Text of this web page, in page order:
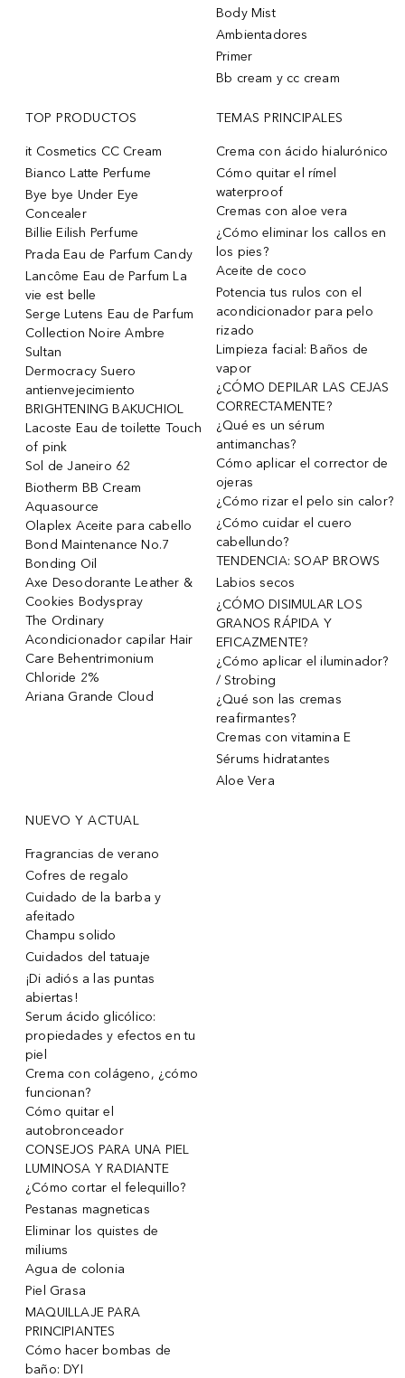
Body Mist
Ambientadores
Primer
Bb cream y cc cream
TOP PRODUCTOS
it Cosmetics CC Cream
Bianco Latte Perfume
Bye bye Under Eye
Concealer
Billie Eilish Perfume
Prada Eau de Parfum Candy
Lancôme Eau de Parfum La
vie est belle
Serge Lutens Eau de Parfum
Collection Noire Ambre
Sultan
Dermocracy Suero
antienvejecimiento
BRIGHTENING BAKUCHIOL
Lacoste Eau de toilette Touch
of pink
Sol de Janeiro 62
Biotherm BB Cream
Aquasource
Olaplex Aceite para cabello
Bond Maintenance No.7
Bonding Oil
Axe Desodorante Leather &
Cookies Bodyspray
The Ordinary
Acondicionador capilar Hair
Care Behentrimonium
Chloride 2%
Ariana Grande Cloud
TEMAS PRINCIPALES
Crema con ácido hialurónico
Cómo quitar el rímel
waterproof
Cremas con aloe vera
¿Cómo eliminar los callos en
los pies?
Aceite de coco
Potencia tus rulos con el
acondicionador para pelo
rizado
Limpieza facial: Baños de
vapor
¿CÓMO DEPILAR LAS CEJAS
CORRECTAMENTE?
¿Qué es un sérum
antimanchas?
Cómo aplicar el corrector de
ojeras
¿Cómo rizar el pelo sin calor?
¿Cómo cuidar el cuero
cabellundo?
TENDENCIA: SOAP BROWS
Labios secos
¿CÓMO DISIMULAR LOS
GRANOS RÁPIDA Y
EFICAZMENTE?
¿Cómo aplicar el iluminador?
/ Strobing
¿Qué son las cremas
reafirmantes?
Cremas con vitamina E
Sérums hidratantes
Aloe Vera
NUEVO Y ACTUAL
Fragrancias de verano
Cofres de regalo
Cuidado de la barba y
afeitado
Champu solido
Cuidados del tatuaje
¡Di adiós a las puntas
abiertas!
Serum ácido glicólico:
propiedades y efectos en tu
piel
Crema con colágeno, ¿cómo
funcionan?
Cómo quitar el
autobronceador
CONSEJOS PARA UNA PIEL
LUMINOSA Y RADIANTE
¿Cómo cortar el felequillo?
Pestanas magneticas
Eliminar los quistes de
miliums
Agua de colonia
Piel Grasa
MAQUILLAJE PARA
PRINCIPIANTES
Cómo hacer bombas de
baño: DYI